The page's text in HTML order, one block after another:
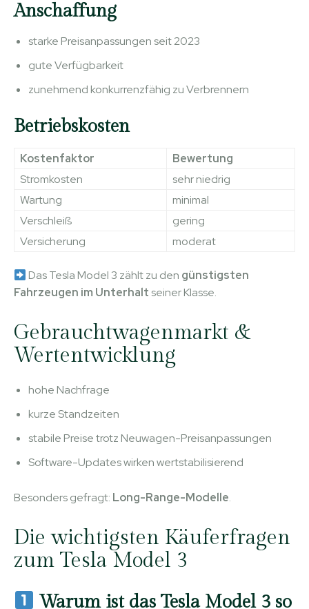
Anschaffung
starke Preisanpassungen seit 2023
gute Verfügbarkeit
zunehmend konkurrenzfähig zu Verbrennern
Betriebskosten
Kostenfaktor
Bewertung
Stromkosten
sehr niedrig
Wartung
minimal
Verschleiß
gering
Versicherung
moderat
Das Tesla Model 3 zählt zu den günstigsten
Fahrzeugen im Unterhalt seiner Klasse.
Gebrauchtwagenmarkt &
Wertentwicklung
hohe Nachfrage
kurze Standzeiten
stabile Preise trotz Neuwagen-Preisanpassungen
Software-Updates wirken wertstabilisierend
Besonders gefragt: Long-Range-Modelle.
Die wichtigsten Käuferfragen
zum Tesla Model 3
Warum ist das Tesla Model 3 so